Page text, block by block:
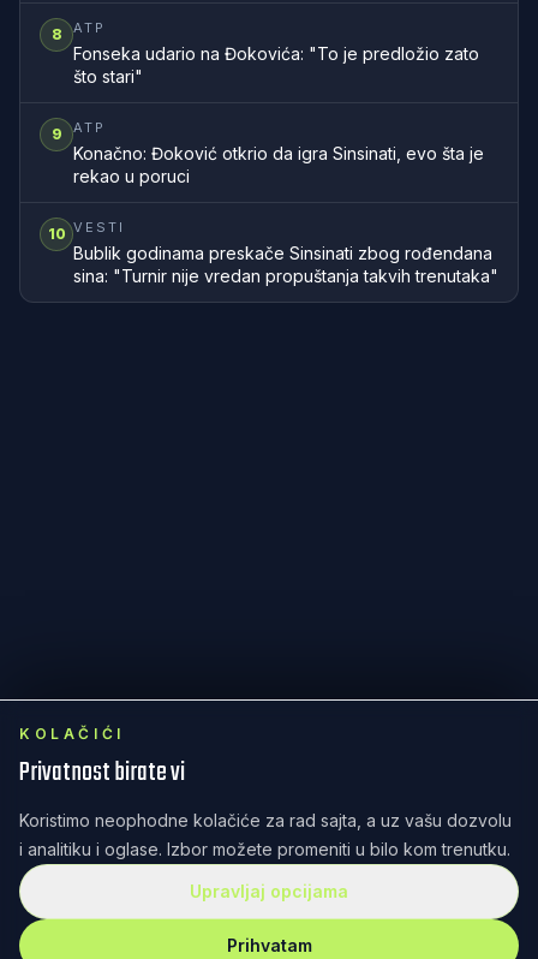
8 ATP
Fonseka udario na Đokovića: "To je predložio zato
što stari"
9 ATP
Konačno: Đoković otkrio da igra Sinsinati, evo šta je
rekao u poruci
10 VESTI
Bublik godinama preskače Sinsinati zbog rođendana
sina: "Turnir nije vredan propuštanja takvih trenutaka"
KOLAČIĆI
Privatnost birate vi
Koristimo neophodne kolačiće za rad sajta, a uz vašu dozvolu
i analitiku i oglase. Izbor možete promeniti u bilo kom trenutku.
Upravljaj opcijama
Prihvatam